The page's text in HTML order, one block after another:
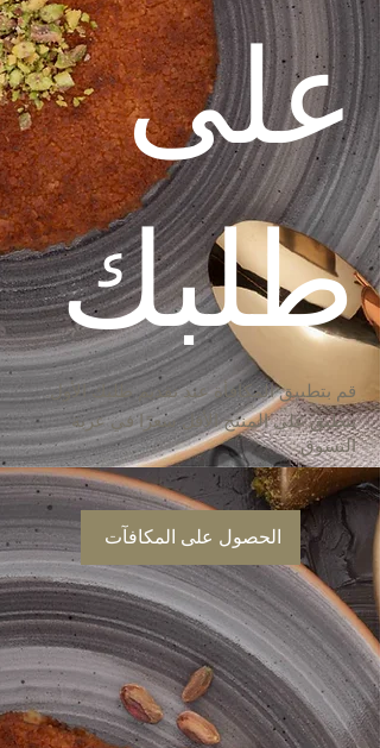
على
طلبك
قم بتطبيق المكافأة عند تقديم طلبك الأول.
الحصول على المكافآت
ينطبق على المنتج الأقل سعرًا في عربة
التسوق.